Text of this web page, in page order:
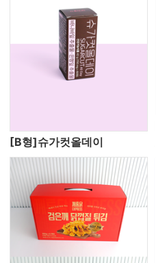
[B형]슈가컷올데이